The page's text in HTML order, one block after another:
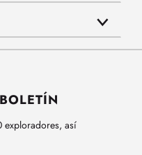
exploradores, así